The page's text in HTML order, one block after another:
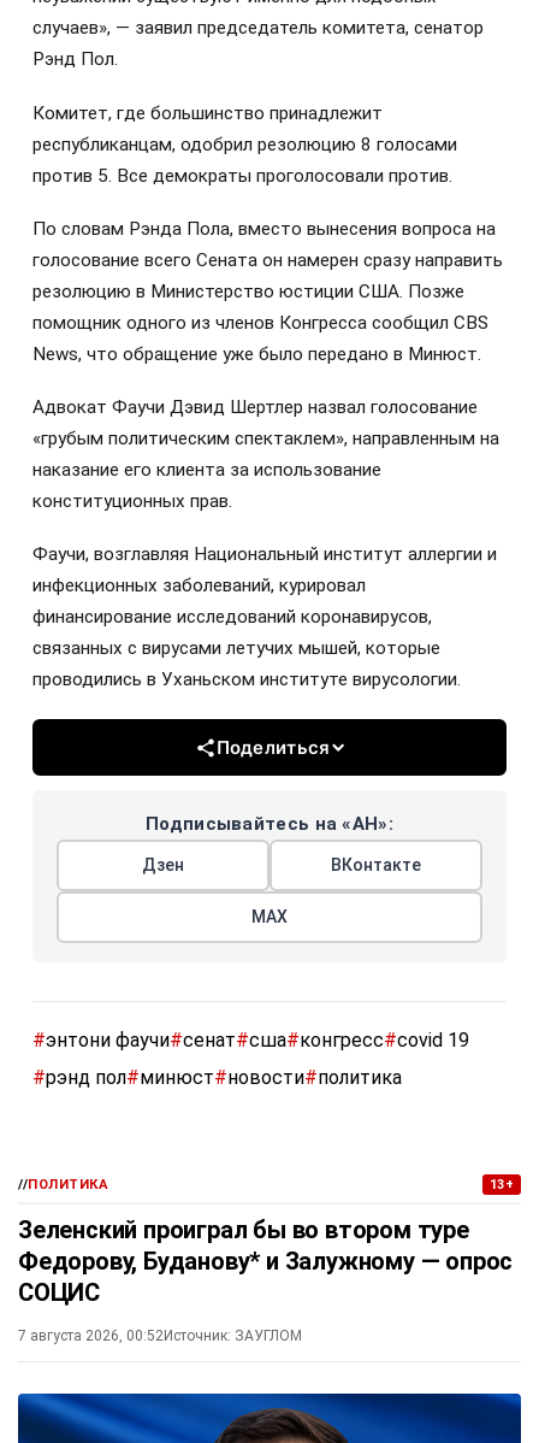
случаев», — заявил председатель комитета, сенатор
Рэнд Пол.
Комитет, где большинство принадлежит
республиканцам, одобрил резолюцию 8 голосами
против 5. Все демократы проголосовали против.
По словам Рэнда Пола, вместо вынесения вопроса на
голосование всего Сената он намерен сразу направить
резолюцию в Министерство юстиции США. Позже
помощник одного из членов Конгресса сообщил CBS
News, что обращение уже было передано в Минюст.
Адвокат Фаучи Дэвид Шертлер назвал голосование
«грубым политическим спектаклем», направленным на
наказание его клиента за использование
конституционных прав.
Фаучи, возглавляя Национальный институт аллергии и
инфекционных заболеваний, курировал
финансирование исследований коронавирусов,
связанных с вирусами летучих мышей, которые
проводились в Уханьском институте вирусологии.
Поделиться
Подписывайтесь на «АН»:
Дзен ВКонтакте
МАХ
#энтони фаучи#сенат#сша#конгресс#covid 19
#рэнд пол#минюст#новости#политика
//ПОЛИТИКА 13+
Зеленский проиграл бы во втором туре
Федорову, Буданову* и Залужному — опрос
СОЦИС
7 августа 2026, 00:52Источник: ЗАУГЛОМ